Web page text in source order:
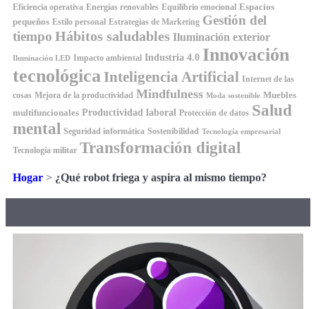
Eficiencia operativa Energías renovables Equilibrio emocional Espacios
pequeños Estilo personal Estrategias de Marketing Gestión del
tiempo Hábitos saludables Iluminación exterior
Iluminación LED Impacto ambiental Industria 4.0 Innovación
tecnológica Inteligencia Artificial Internet de las
cosas Mejora de la productividad Mindfulness Moda sostenible Muebles
multifuncionales Productividad laboral Protección de datos Salud
mental Seguridad informática Sostenibilidad Tecnología empresarial
Tecnología militar Transformación digital
Hogar > ¿Qué robot friega y aspira al mismo tiempo?